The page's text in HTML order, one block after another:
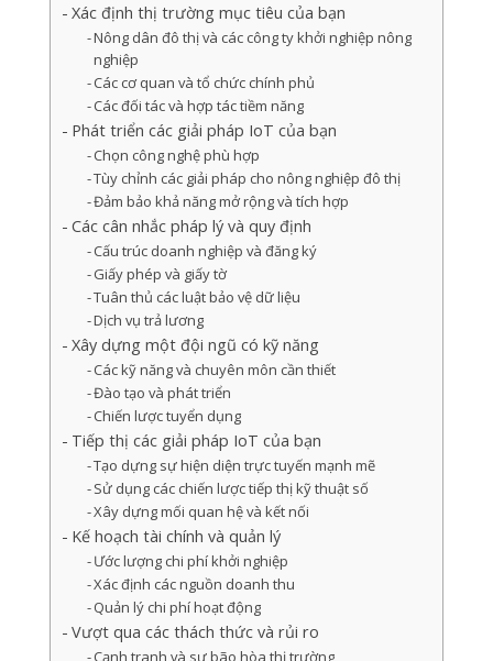
Xác định thị trường mục tiêu của bạn
Nông dân đô thị và các công ty khởi nghiệp nông
nghiệp
Các cơ quan và tổ chức chính phủ
Các đối tác và hợp tác tiềm năng
Phát triển các giải pháp IoT của bạn
Chọn công nghệ phù hợp
Tùy chỉnh các giải pháp cho nông nghiệp đô thị
Đảm bảo khả năng mở rộng và tích hợp
Các cân nhắc pháp lý và quy định
Cấu trúc doanh nghiệp và đăng ký
Giấy phép và giấy tờ
Tuân thủ các luật bảo vệ dữ liệu
Dịch vụ trả lương
Xây dựng một đội ngũ có kỹ năng
Các kỹ năng và chuyên môn cần thiết
Đào tạo và phát triển
Chiến lược tuyển dụng
Tiếp thị các giải pháp IoT của bạn
Tạo dựng sự hiện diện trực tuyến mạnh mẽ
Sử dụng các chiến lược tiếp thị kỹ thuật số
Xây dựng mối quan hệ và kết nối
Kế hoạch tài chính và quản lý
Ước lượng chi phí khởi nghiệp
Xác định các nguồn doanh thu
Quản lý chi phí hoạt động
Vượt qua các thách thức và rủi ro
Cạnh tranh và sự bão hòa thị trường